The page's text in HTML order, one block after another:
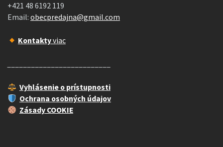
+421 48 6192 119
Email: obecpredajna@gmail.com
Kontaktyviac
Vyhlásenie o prístupnosti
Ochrana osobných údajov
Zásady COOKIE